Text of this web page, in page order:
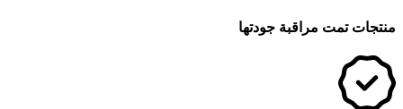
منتجات تمت مراقبة جودتها